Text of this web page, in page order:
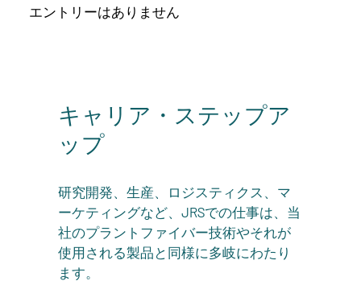
エントリーはありません
キャリア・ステップア
ップ
研究開発、生産、ロジスティクス、マ
ーケティングなど、JRSでの仕事は、当
社のプラントファイバー技術やそれが
使用される製品と同様に多岐にわたり
ます。